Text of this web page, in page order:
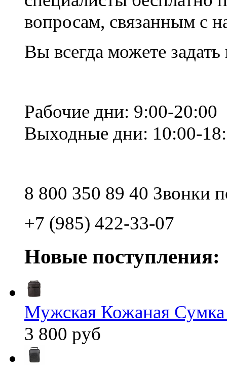
вопросам, связанным с
Вы всегда можете
Рабочие дни: 9:00-20:00
Выходные дни: 10:00-
8 800 350 89 40 Звонки
+7 (985) 422-33-07
Новые поступления:
Мужская Кожаная
3 800 руб